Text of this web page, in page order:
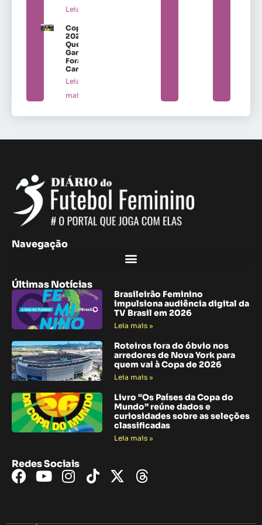
Leia mais »
Copa
2027:
Quem
Ganha
Fora de
Campo
Leia
mais »
Navegação
Últimas Notícias
Brasileirão Feminino
impulsiona audiência digital da
TV Brasil em 2026
Leia mais »
Roteiros fora do óbvio nos
arredores de Nova York para
quem vai à Copa de 2026
Leia mais »
Livro “Os Países da Copa do
Mundo” reúne dados e
curiosidades sobre as seleções
classificadas
Leia mais »
Redes Sociais